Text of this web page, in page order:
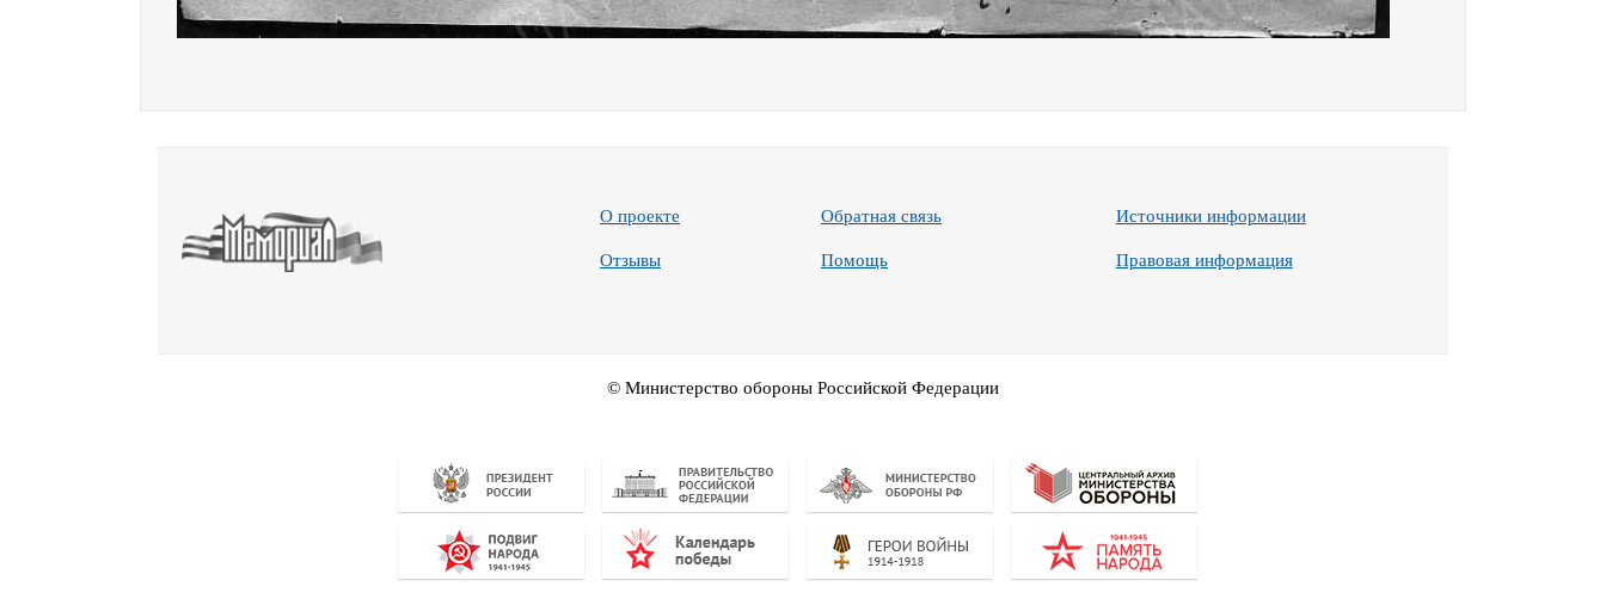
О проекте
Отзывы
Обратная связь
Помощь
Источники информации
Правовая информация
© Министерство обороны Российской Федерации